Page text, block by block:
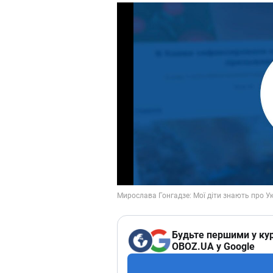
Будьте першими у
OBOZ.UA у Google